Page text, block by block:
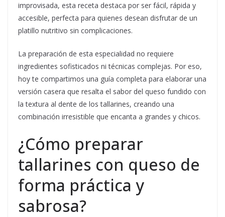
improvisada, esta receta destaca por ser fácil, rápida y
accesible, perfecta para quienes desean disfrutar de un
platillo nutritivo sin complicaciones.
La preparación de esta especialidad no requiere
ingredientes sofisticados ni técnicas complejas. Por eso,
hoy te compartimos una guía completa para elaborar una
versión casera que resalta el sabor del queso fundido con
la textura al dente de los tallarines, creando una
combinación irresistible que encanta a grandes y chicos.
¿Cómo preparar
tallarines con queso de
forma práctica y
sabrosa?